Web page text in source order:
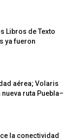
Libros de Texto
ya fueron
aérea; Volaris
ruta Puebla–
la conectividad